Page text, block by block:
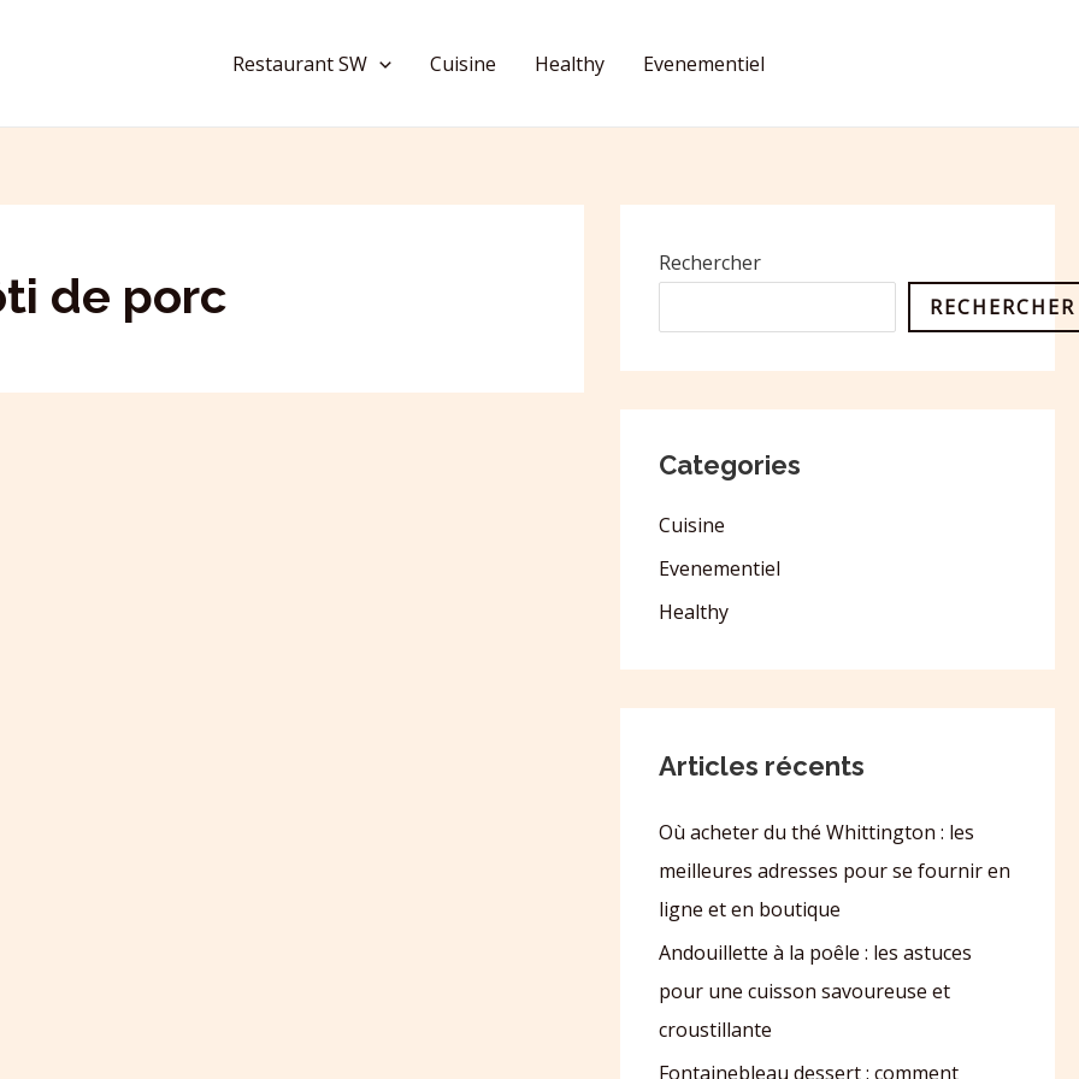
Restaurant SW Cuisine Healthy Evenementiel
de porc
Rechercher
RECHERCHER
Categories
Cuisine
Evenementiel
Healthy
Articles récents
Où acheter du thé Whittington : les
meilleures adresses pour se fournir en
ligne et en boutique
Andouillette à la poêle : les astuces
pour une cuisson savoureuse et
croustillante
Fontainebleau dessert : comment